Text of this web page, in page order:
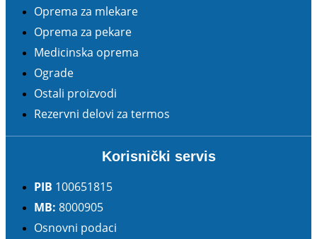
Oprema za mlekare
Oprema za pekare
Medicinska oprema
Ograde
Ostali proizvodi
Rezervni delovi za termos
Korisnički servis
PIB 100651815
MB: 8000905
Osnovni podaci